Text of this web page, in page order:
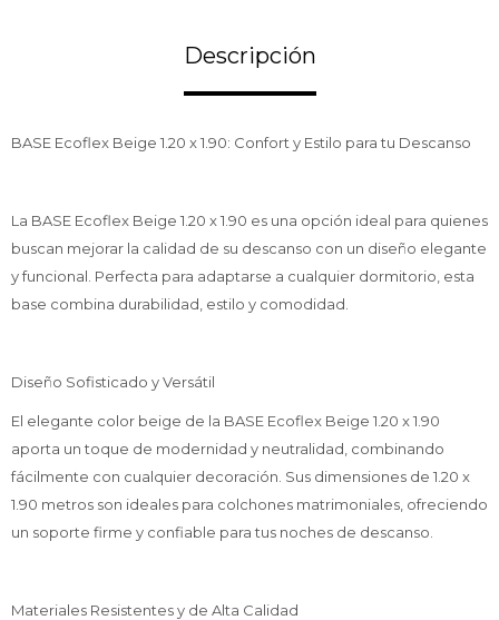
Descripción
BASE Ecoflex Beige 1.20 x 1.90: Confort y Estilo para tu Descanso
La BASE Ecoflex Beige 1.20 x 1.90 es una opción ideal para quienes
buscan mejorar la calidad de su descanso con un diseño elegante
y funcional. Perfecta para adaptarse a cualquier dormitorio, esta
base combina durabilidad, estilo y comodidad.
Diseño Sofisticado y Versátil
El elegante color beige de la BASE Ecoflex Beige 1.20 x 1.90
aporta un toque de modernidad y neutralidad, combinando
fácilmente con cualquier decoración. Sus dimensiones de 1.20 x
1.90 metros son ideales para colchones matrimoniales, ofreciendo
un soporte firme y confiable para tus noches de descanso.
Materiales Resistentes y de Alta Calidad